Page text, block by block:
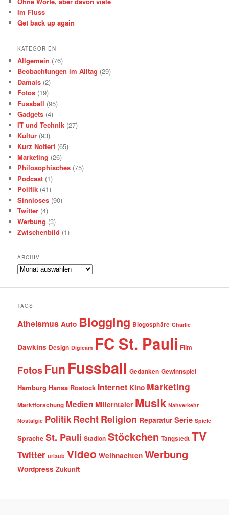
Im Fluss
Get back up again
KATEGORIEN
Allgemein (76)
Beobachtungen im Alltag (29)
Damals (2)
Fotos (19)
Fussball (95)
Gadgets (4)
IT und Technik (27)
Kultur (93)
Kurz Notiert (65)
Marketing (26)
Philosophisches (75)
Podcast (1)
Politik (41)
Sinnloses (90)
Twitter (4)
Werbung (3)
Zwischenbild (1)
ARCHIV
Archiv
TAGS
Atheismus Auto Blogging Blogosphäre Charlie
Dawkins Design Digicam FC St. Pauli Film
FotosFun Fussball Gedanken Gewinnspiel
Hamburg Hansa Rostock Internet Kino Marketing
Marktforschung Medien Millerntaler Musik Nahverkehr
Nostalgie Politik Recht Religion Reparatur Serie Spiele
Sprache St. Pauli Stadion Stöckchen Tangstedt TV
Twitter urlaub Video Weihnachten Werbung
Wordpress Zukunft